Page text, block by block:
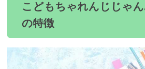
こどもちゃれんじじゃ
の特徴